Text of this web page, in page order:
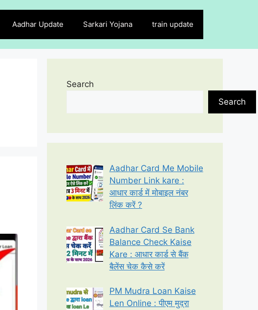
Aadhar Update Sarkari Yojana train update
Search
Search
Aadhar Card Me Mobile
Number Link kare :
आधार कार्ड में मोबाइल नंबर
लिंक करें ?
Aadhar Card Se Bank
Balance Check Kaise
Kare : आधार कार्ड से बैंक
बैलेंस चेक कैसे करें
PM Mudra Loan Kaise
Len Online : पीएम मुद्रा